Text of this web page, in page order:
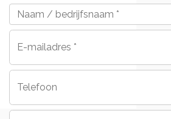
/
bedrijfsnaam *
mailadres *